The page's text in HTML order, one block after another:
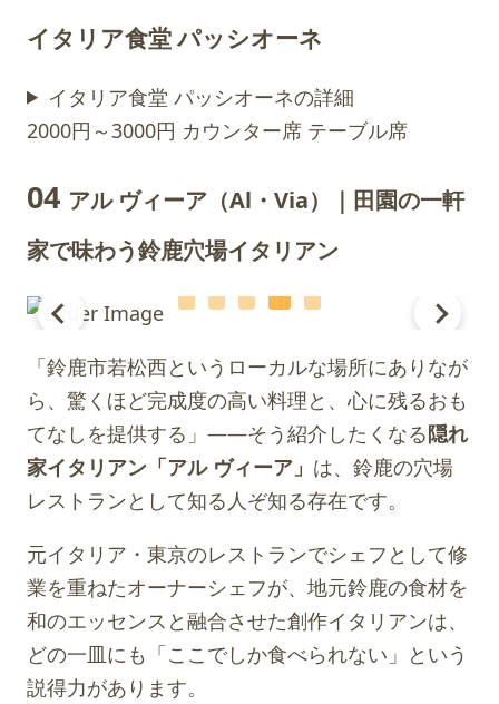
イタリア食堂 パッシオーネ
イタリア食堂 パッシオーネの詳細
2000円～3000円 カウンター席 テーブル席
04 アル ヴィーア（Al・Via）｜田園の一軒
家で味わう鈴鹿穴場イタリアン
「鈴鹿市若松西というローカルな場所にありなが
ら、驚くほど完成度の高い料理と、心に残るおも
てなしを提供する」——そう紹介したくなる隠れ
家イタリアン「アル ヴィーア」 は、鈴鹿の穴場
レストランとして知る人ぞ知る存在です。
元イタリア・東京のレストランでシェフとして修
業を重ねたオーナーシェフが、地元鈴鹿の食材を
和のエッセンスと融合させた創作イタリアンは、
どの一皿にも「ここでしか食べられない」という
説得力があります。